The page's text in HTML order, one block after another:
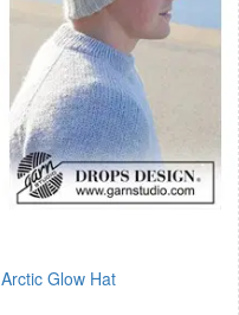
Arctic Glow Hat